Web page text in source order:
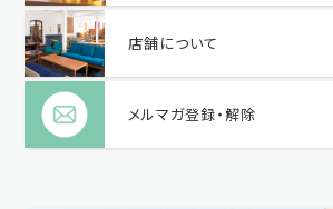
店舗について
メルマガ登録・解除